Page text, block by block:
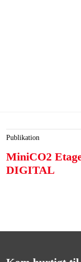
Publikation
MiniCO2
DIGITAL